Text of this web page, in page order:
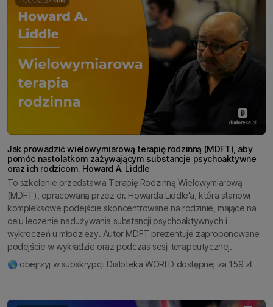
Jak prowadzić wielowymiarową terapię rodzinną (MDFT), aby
pomóc nastolatkom zażywającym substancje psychoaktywne
oraz ich rodzicom. Howard A. Liddle
To szkolenie przedstawia Terapię Rodzinną Wielowymiarową
(MDFT), opracowaną przez dr. Howarda Liddle'a, która stanowi
kompleksowe podejście skoncentrowane na rodzinie, mające na
celu leczenie nadużywania substancji psychoaktywnych i
wykroczeń u młodzieży. Autor MDFT prezentuje zaproponowane
podejście w wykładzie oraz podczas sesji terapeutycznej.
🌎 obejrzyj w subskrypcji Dialoteka WORLD dostępnej za 159 zł